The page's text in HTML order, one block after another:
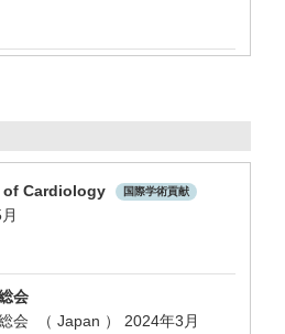
Cardiology 国際学術貢献
会
会 （ Japan ） 2024年3月